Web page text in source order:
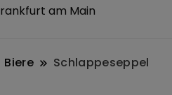
am Main
Biere
Schlappeseppel